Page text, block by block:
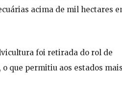
acima de mil hectares
foi retirada do rol de
que permitiu aos estados mais